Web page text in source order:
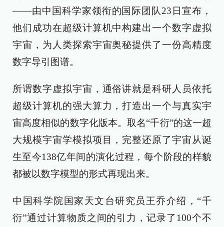
——由中国科学家领衔的国际团队23日宣布，
他们成功在超级计算机中构建出一个数字虚拟
宇宙，为人类探索宇宙奥秘提供了一份高精度
数字导引图谱。
所谓数字虚拟宇宙，通俗讲就是科研人员依托
超级计算机的强大算力，打造出一个与真实宇
宙高度相似的数字化版本。取名“千衍”的这一超
大规模宇宙学模拟项目，完整还原了宇宙从诞
生至今138亿年间的演化过程，每个阶段的样貌
都被以数字模型的形式再现出来。
中国科学院国家天文台研究员王乔介绍，“千
衍”通过计算物质之间的引力，记录了100个不